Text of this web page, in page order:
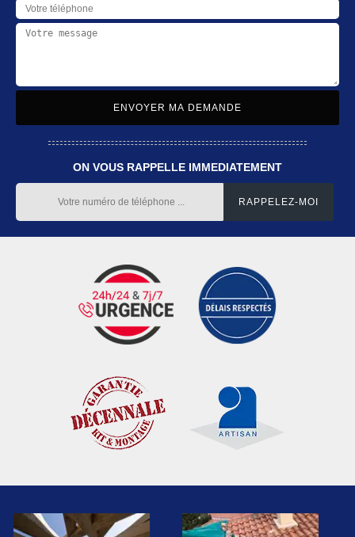
ON VOUS RAPPELLE IMMEDIATEMENT